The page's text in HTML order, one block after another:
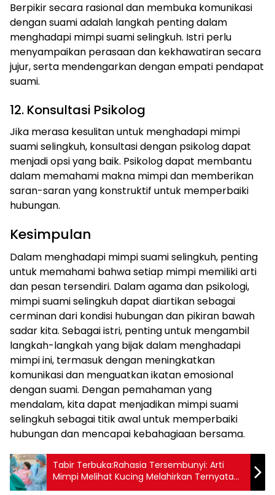
Berpikir secara rasional dan membuka komunikasi
dengan suami adalah langkah penting dalam
menghadapi mimpi suami selingkuh. Istri perlu
menyampaikan perasaan dan kekhawatiran secara
jujur, serta mendengarkan dengan empati pendapat
suami.
12. Konsultasi Psikolog
Jika merasa kesulitan untuk menghadapi mimpi
suami selingkuh, konsultasi dengan psikolog dapat
menjadi opsi yang baik. Psikolog dapat membantu
dalam memahami makna mimpi dan memberikan
saran-saran yang konstruktif untuk memperbaiki
hubungan.
Kesimpulan
Dalam menghadapi mimpi suami selingkuh, penting
untuk memahami bahwa setiap mimpi memiliki arti
dan pesan tersendiri. Dalam agama dan psikologi,
mimpi suami selingkuh dapat diartikan sebagai
cerminan dari kondisi hubungan dan pikiran bawah
sadar kita. Sebagai istri, penting untuk mengambil
langkah-langkah yang bijak dalam menghadapi
mimpi ini, termasuk dengan meningkatkan
komunikasi dan menguatkan ikatan emosional
dengan suami. Dengan pemahaman yang
mendalam, kita dapat menjadikan mimpi suami
selingkuh sebagai titik awal untuk memperbaiki
hubungan dan mencapai kebahagiaan bersama.
Tabir Terbuka:Rahasia Tersembunyi: Arti
Mimpi Melihat Kucing Melahirkan Ternyata
Ini Artinya Menurut Pakar